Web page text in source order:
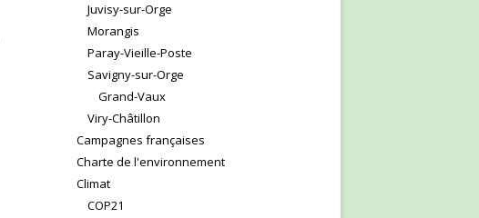
Juvisy-sur-Orge
Morangis
Paray-Vieille-Poste
Savigny-sur-Orge
Grand-Vaux
Viry-Châtillon
Campagnes françaises
Charte de l'environnement
Climat
COP21